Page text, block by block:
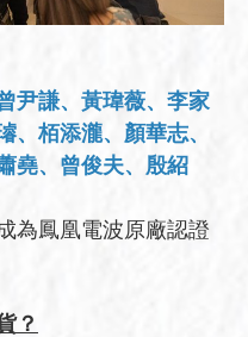
尹謙、黃瑋薇、李家
、栢添瀧、顏華志、
堯、曾俊夫、殷紹
為鳳凰電波原廠認證
？